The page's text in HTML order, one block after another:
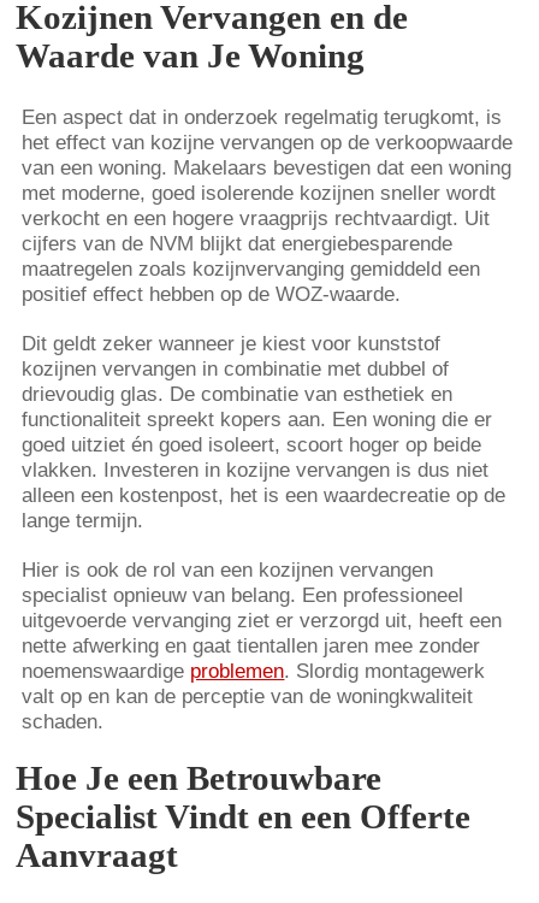
Kozijnen Vervangen en de
Waarde van Je Woning
Een aspect dat in onderzoek regelmatig terugkomt, is
het effect van kozijne vervangen op de verkoopwaarde
van een woning. Makelaars bevestigen dat een woning
met moderne, goed isolerende kozijnen sneller wordt
verkocht en een hogere vraagprijs rechtvaardigt. Uit
cijfers van de NVM blijkt dat energiebesparende
maatregelen zoals kozijnvervanging gemiddeld een
positief effect hebben op de WOZ-waarde.
Dit geldt zeker wanneer je kiest voor kunststof
kozijnen vervangen in combinatie met dubbel of
drievoudig glas. De combinatie van esthetiek en
functionaliteit spreekt kopers aan. Een woning die er
goed uitziet én goed isoleert, scoort hoger op beide
vlakken. Investeren in kozijne vervangen is dus niet
alleen een kostenpost, het is een waardecreatie op de
lange termijn.
Hier is ook de rol van een kozijnen vervangen
specialist opnieuw van belang. Een professioneel
uitgevoerde vervanging ziet er verzorgd uit, heeft een
nette afwerking en gaat tientallen jaren mee zonder
noemenswaardige problemen. Slordig montagewerk
valt op en kan de perceptie van de woningkwaliteit
schaden.
Hoe Je een Betrouwbare
Specialist Vindt en een Offerte
Aanvraagt